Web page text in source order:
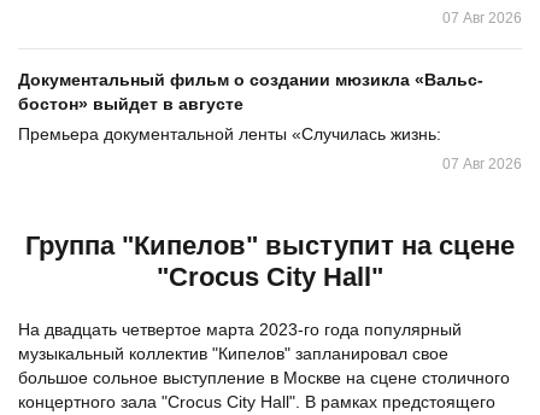
07 Авг 2026
Документальный фильм о создании мюзикла «Вальс-
бостон» выйдет в августе
Премьера документальной ленты «Случилась жизнь:
07 Авг 2026
Группа "Кипелов" выступит на сцене
"Crocus City Hall"
На двадцать четвертое марта 2023-го года популярный
музыкальный коллектив "Кипелов" запланировал свое
большое сольное выступление в Москве на сцене столичного
концертного зала "Crocus City Hall". В рамках предстоящего